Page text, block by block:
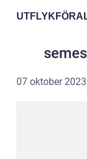
07 oktober 2023